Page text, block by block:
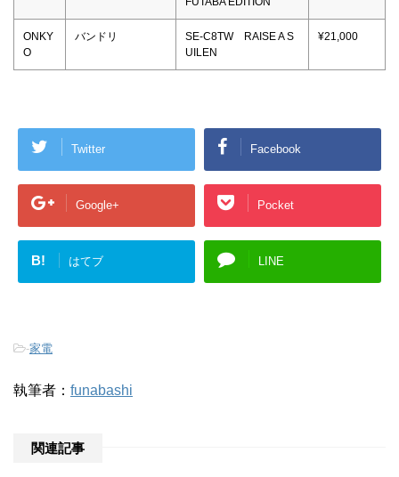
ONKY
O
バンドリ
SE-C8TW RAISE A S
UILEN
¥21,000
Twitter Facebook
Google+ Pocket
B! はてブ LINE
-家電
執筆者： funabashi
関連記事